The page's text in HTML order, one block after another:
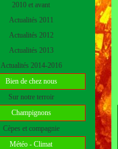
2010 et avant
Actualités 2011
Actualités 2012
Actualités 2013
Actualités 2014-2016
Bien de chez nous
Sur notre terroir
Champignons
Cèpes et compagnie
Météo - Climat